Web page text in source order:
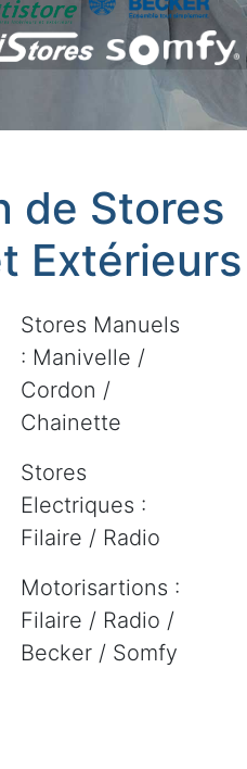
de Stores
Extérieurs
Stores Manuels
: Manivelle /
Cordon /
Chainette
Stores
Electriques :
Filaire / Radio
Motorisartions :
Filaire / Radio /
Becker / Somfy